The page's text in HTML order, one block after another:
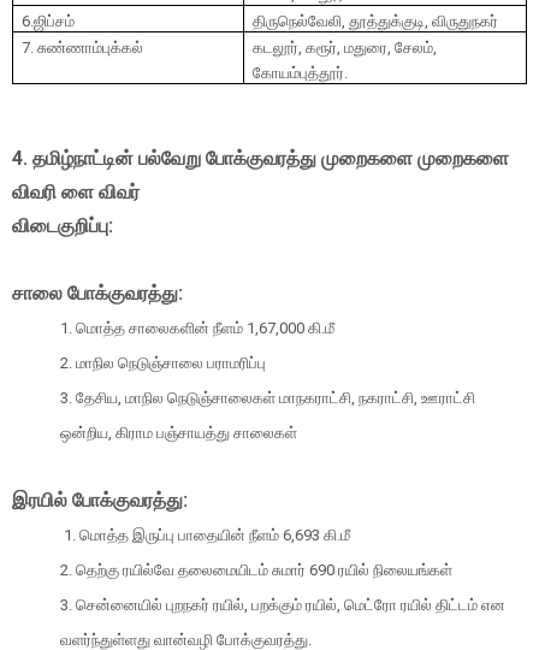
6.ஜிப்சம்
திருநெல்வேலி ,தூத்துக்குடி ,விருதுநகர்
7. சுண்ணாம்புக்கல்
கடலூர் ,கரூர் ,மதுரை ,சேலம்
கோயம்புத்தூர்.
4. தமிழ்நாட்டின் பல்வேறு போக்குவரத்து முறைகளை முறைகளை
விவரி ளை விவர்
விடைகுறிப்பு:
சாலை போக்குவரத்து:
1. மொத்த சாலைகளின் நீளம் 1,67,000 கி.மீ
2. மாநில நெடுஞ்சாலை பராமரிப்பு
3. தேசிய, மாநில நெடுஞ்சாலைகள் மாநகராட்சி, நகராட்சி, ஊராட்சி
ஒன்றிய, கிராம பஞ்சாயத்து சாலைகள்
இரயில் போக்குவரத்து:
1. மொத்த இருப்பு பாதையின் நீளம் 6,693 கி.மீ
2. தெற்கு ரயில்வே தலைமையிடம் சுமார் 690 ரயில் நிலையங்கள்
3. சென்னையில் புறநகர் ரயில், பறக்கும் ரயில், மெட்ரோ ரயில் திட்டம் என
வளர்ந்துள்ளது வான்வழி போக்குவரத்து.